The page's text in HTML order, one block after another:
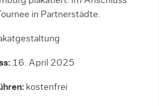
in Partnerstädte.
16. April 2025
kostenfrei